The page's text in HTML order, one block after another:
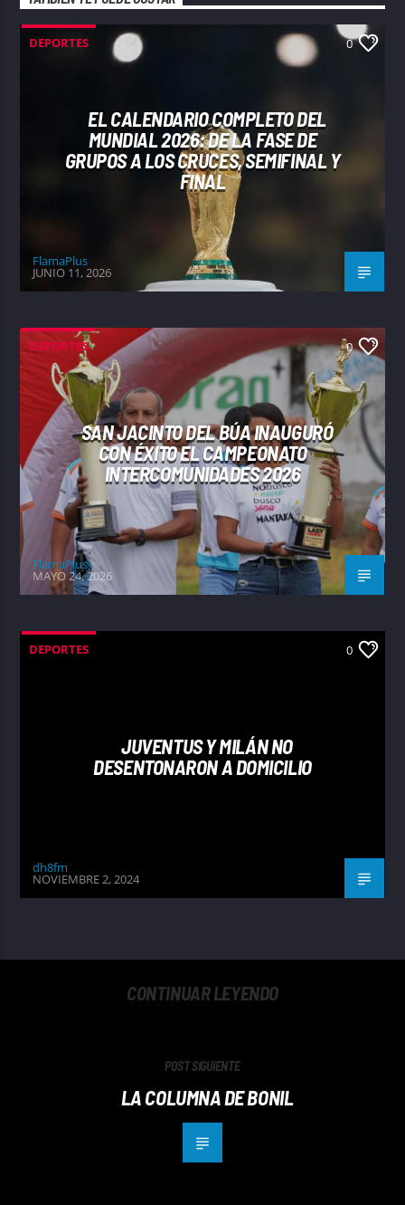
DEPORTES 0
EL CALENDARIO COMPLETO DEL
MUNDIAL 2026: DE LA FASE DE
GRUPOS A LOS CRUCES, SEMIFINAL Y
FINAL
FlamaPlus
JUNIO 11, 2026
DEPORTES 0
SAN JACINTO DEL BÚA INAUGURÓ
CON ÉXITO EL CAMPEONATO
INTERCOMUNIDADES 2026
FlamaPlus
MAYO 24, 2026
DEPORTES 0
JUVENTUS Y MILÁN NO
DESENTONARON A DOMICILIO
dh8fm
NOVIEMBRE 2, 2024
CONTINUAR LEYENDO
POST SIGUIENTE
LA COLUMNA DE BONIL